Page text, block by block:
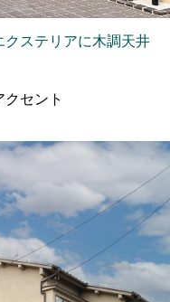
クステリアに木調天井
セント